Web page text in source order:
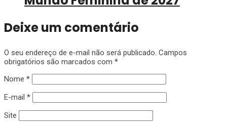
Deixe um comentário
O seu endereço de e-mail não será publicado. Campos
obrigatórios são marcados com *
Nome *
E-mail *
Site